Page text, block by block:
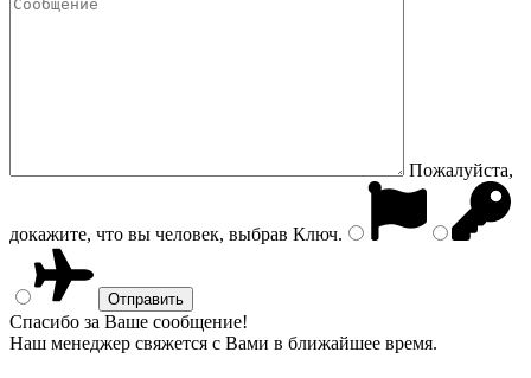
Пожалуйста,
докажите, что вы человек, выбрав Ключ.
Спасибо за Ваше сообщение!
Наш менеджер свяжется с Вами в ближайшее время.